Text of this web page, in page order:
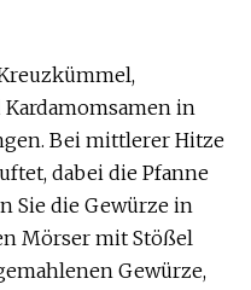
in
Bei mittlerer Hitze
dabei die Pfanne
Sie die Gewürze in
Mörser mit Stößel
Gewürze,